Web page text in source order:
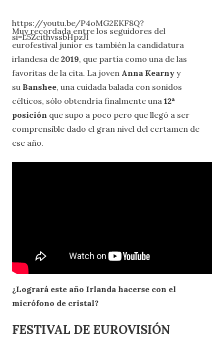
https://youtu.be/P4oMG2EKF8Q?
si=L5ZcithvssbHpzJI
Muy recordada entre los seguidores del
eurofestival junior es también la candidatura
irlandesa de 2019, que partía como una de las
favoritas de la cita. La joven Anna Kearny y
su Banshee, una cuidada balada con sonidos
célticos, sólo obtendría finalmente una 12ª
posición que supo a poco pero que llegó a ser
comprensible dado el gran nivel del certamen de
ese año.
¿Logrará este año Irlanda hacerse con el
micrófono de cristal?
FESTIVAL DE EUROVISIÓN